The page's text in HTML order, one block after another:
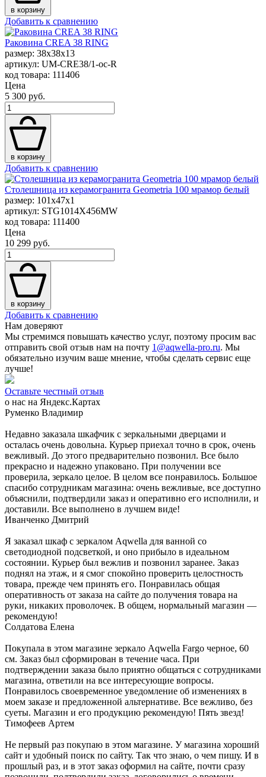
в корзину
Добавить к сравнению
Раковина CREA 38 RING
размер: 38x38x13
артикул: UM-CRE38/1-oc-R
код товара: 111406
Цена
5 300 руб.
в корзину
Добавить к сравнению
Столешница из керамогранита Geometria 100 мрамор белый
размер: 101x47x1
артикул: STG1014X456MW
код товара: 111400
Цена
10 299 руб.
в корзину
Добавить к сравнению
Нам доверяют
Мы стремимся повышать качество услуг, поэтому просим вас
отправить свой отзыв нам на почту 1@aqwella-pro.ru. Мы
обязательно изучим ваше мнение, чтобы сделать сервис еще
лучше!
Оставьте честный отзыв
о нас на Яндекс.Картах
Руменко Владимир
Недавно заказала шкафчик с зеркальными дверцами и
осталась очень довольна. Курьер приехал точно в срок, очень
вежливый. До этого предварительно позвонил. Все было
прекрасно и надежно упаковано. При получении все
проверила, зеркало целое. В целом все понравилось. Большое
спасибо сотрудникам магазина: очень вежливые, все доступно
объяснили, подтвердили заказ и оперативно его исполнили, и
доставили. Все выполнено в лучшем виде!
Иванченко Дмитрий
Я заказал шкаф с зеркалом Aqwella для ванной со
светодиодной подсветкой, и оно прибыло в идеальном
состоянии. Курьер был вежлив и позвонил заранее. Заказ
поднял на этаж, и я смог спокойно проверить целостность
товара, прежде чем принять его. Понравилась общая
оперативность от заказа на сайте до получения товара на
руки, никаких проволочек. В общем, нормальный магазин —
рекомендую!
Солдатова Елена
Покупала в этом магазине зеркало Aqwella Fargo черное, 60
см. Заказ был сформирован в течение часа. При
подтверждении заказа было приятно общаться с сотрудниками
магазина, ответили на все интересующие вопросы.
Понравилось своевременное уведомление об изменениях в
моем заказе и предложенной альтернативе. Все вежливо, без
суеты. Магазин и его продукцию рекомендую! Пять звезд!
Тимофеев Артем
Не первый раз покупаю в этом магазине. У магазина хороший
сайт и удобный поиск по сайту. Так что знаю, о чем пишу. И в
прошлый раз, и в этот заказ оформил на сайте, почти сразу